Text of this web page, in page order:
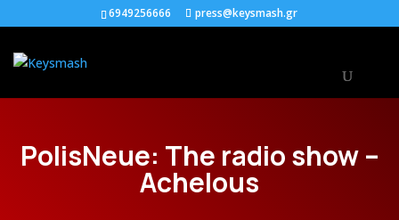
6949256666 press@keysmash.gr
PolisNeue: The radio show –
Achelous